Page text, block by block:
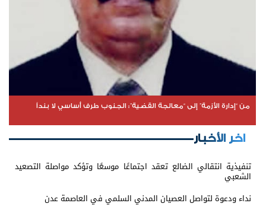
من “إدارة الأزمة” إلى “معالجة القضية”: الجنوب طرف أساسي لا بنداً
اخر الأخبار
تنفيذية انتقالي الضالع تعقد اجتماعًا موسعًا وتؤكد مواصلة التصعيد
الشعبي
نداء ودعوة لتواصل العصيان المدني السلمي في العاصمة عدن